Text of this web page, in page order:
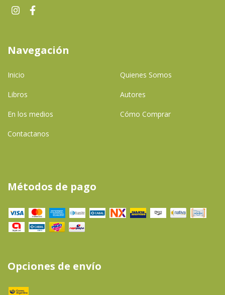
Navegación
Inicio Quienes Somos
Libros Autores
En los medios Cómo Comprar
Contactanos
Métodos de pago
Opciones de envío